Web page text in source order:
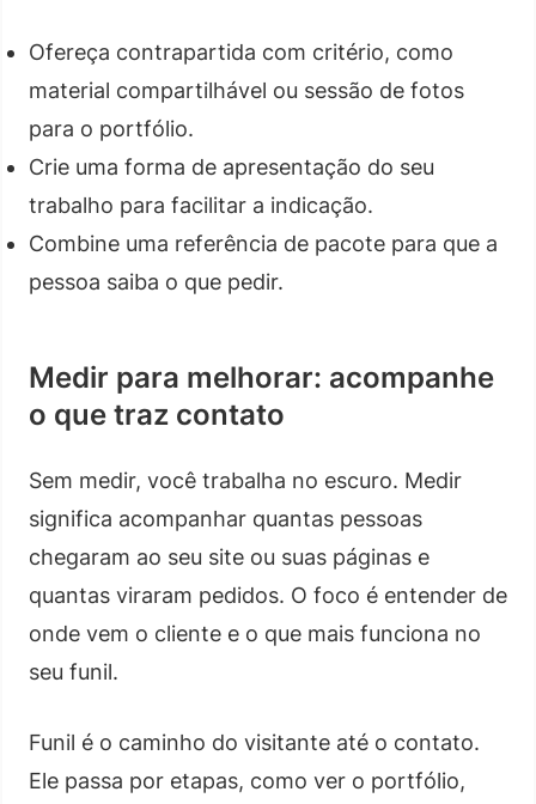
Ofereça contrapartida com critério, como
material compartilhável ou sessão de fotos
para o portfólio.
Crie uma forma de apresentação do seu
trabalho para facilitar a indicação.
Combine uma referência de pacote para que a
pessoa saiba o que pedir.
Medir para melhorar: acompanhe
o que traz contato
Sem medir, você trabalha no escuro. Medir
significa acompanhar quantas pessoas
chegaram ao seu site ou suas páginas e
quantas viraram pedidos. O foco é entender de
onde vem o cliente e o que mais funciona no
seu funil.
Funil é o caminho do visitante até o contato.
Ele passa por etapas, como ver o portfólio,